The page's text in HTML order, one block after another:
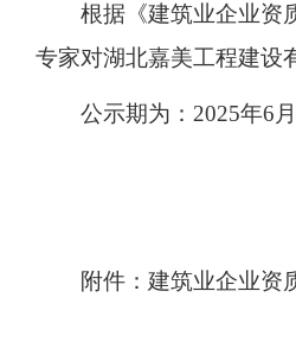
根据《建筑业企业资
专家对湖北嘉美工程建设
公示期为：2025年6
附件：建筑业企业资